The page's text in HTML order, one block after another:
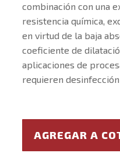
combinación con una
resistencia química,
en virtud de la baja
coeficiente de
aplicaciones de
requieren
AGREGAR A